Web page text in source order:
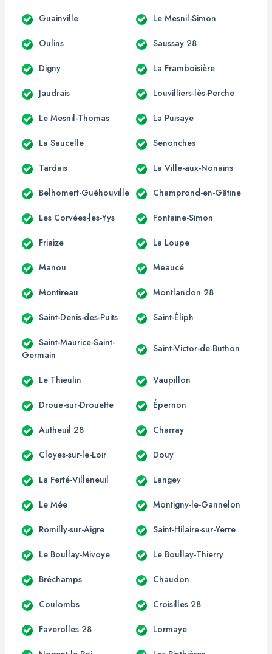
Guainville Le Mesnil-Simon
Oulins Saussay 28
Digny La Framboisière
Jaudrais Louvilliers-lès-Perche
Le Mesnil-Thomas La Puisaye
La Saucelle Senonches
Tardais La Ville-aux-Nonains
Belhomert-Guéhouville Champrond-en-Gâtine
Les Corvées-les-Yys Fontaine-Simon
Friaize La Loupe
Manou Meaucé
Montireau Montlandon 28
Saint-Denis-des-Puits Saint-Éliph
Saint-Maurice-Saint-
Germain
Saint-Victor-de-Buthon
Le Thieulin Vaupillon
Droue-sur-Drouette Épernon
Autheuil 28 Charray
Cloyes-sur-le-Loir Douy
La Ferté-Villeneuil Langey
Le Mée Montigny-le-Gannelon
Romilly-sur-Aigre Saint-Hilaire-sur-Yerre
Le Boullay-Mivoye Le Boullay-Thierry
Bréchamps Chaudon
Coulombs Croisilles 28
Faverolles 28 Lormaye